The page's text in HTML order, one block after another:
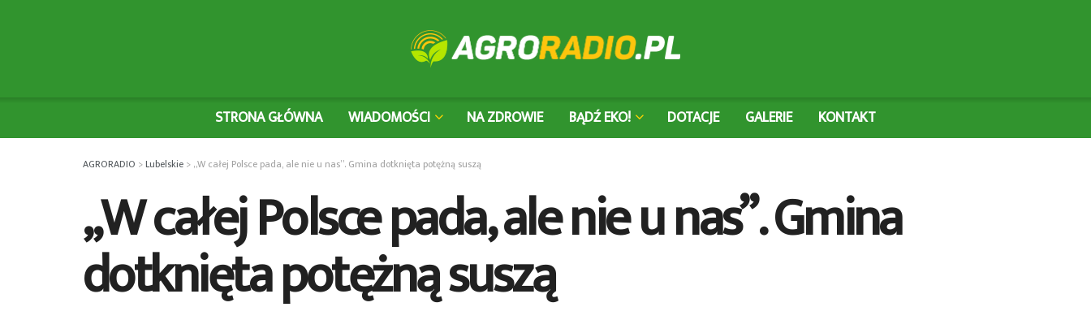
STRONA GŁÓWNA WIADOMOŚCI NA ZDROWIE BĄDŹ EKO! DOTACJE GALERIE KONTAKT
AGRORADIO >Lubelskie > „W całej Polsce pada, ale nie u nas”. Gmina dotknięta potężną suszą
„W całej Polsce pada, ale nie u nas”. Gmina
dotknięta potężną suszą